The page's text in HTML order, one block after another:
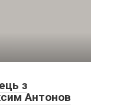
з
Антонов